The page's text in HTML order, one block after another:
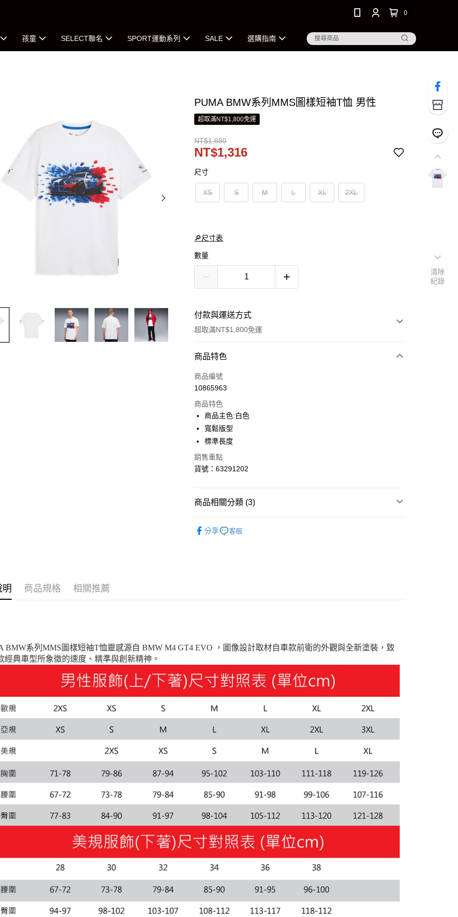
0
孩童 SELECT聯名 SPORT運動系列 SALE 選購指南
PUMA BMW系列MMS圖樣短袖T恤 男性
超取滿NT$1,800免運
NT$1,880
NT$1,316
尺寸
XS S M L XL 2XL
🔎尺寸表
數量
付款與運送方式
超取滿NT$1,800免運
付款方式
信用卡一次付款
Apple Pay
街口支付
Google Pay
每筆NT$180
商品特色
商品編號
10865963
商品特色
商品主色:白色
寬鬆版型
標準長度
銷售重點
貨號：63291202
商品相關分類 (3)
分享 客服
明 商品規格 相關推薦
BMW系列MMS圖樣短袖T恤靈感源自 BMW M4 GT4 EVO ，圖像設計取材自車款前衛的外觀與全新塗裝，致
經典車型所象徵的速度、精準與創新精神。
清除
紀錄